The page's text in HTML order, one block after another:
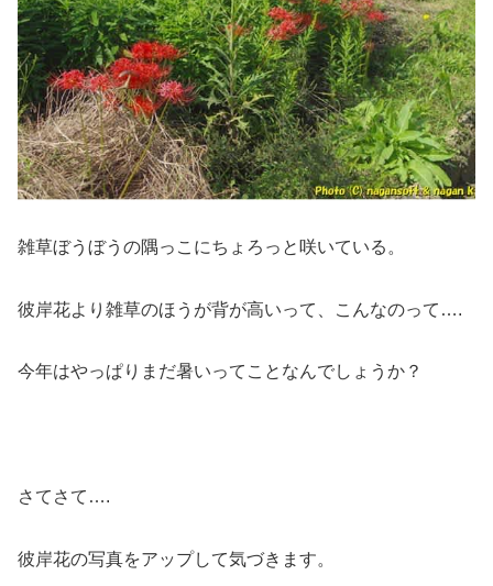
雑草ぼうぼうの隅っこにちょろっと咲いている。
彼岸花より雑草のほうが背が高いって、こんなのって….
今年はやっぱりまだ暑いってことなんでしょうか？
さてさて….
彼岸花の写真をアップして気づきます。